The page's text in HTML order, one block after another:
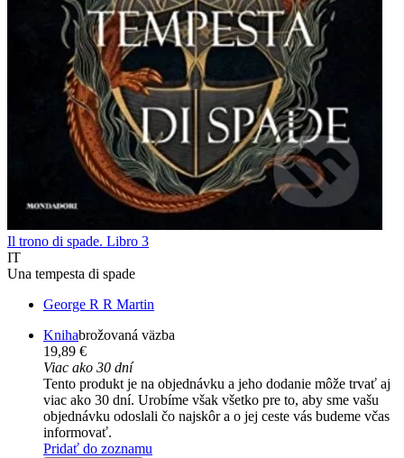
Il trono di spade. Libro 3
IT
Una tempesta di spade
George R R Martin
Knihabrožovaná väzba
19,89 €
Viac ako 30 dní
Tento produkt je na objednávku a jeho dodanie môže trvať aj
viac ako 30 dní. Urobíme však všetko pre to, aby sme vašu
objednávku odoslali čo najskôr a o jej ceste vás budeme včas
informovať.
Pridať do zoznamu